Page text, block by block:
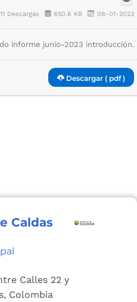
Descargas 650.6 KB 08-01-2023
informe junio-2023 introducción.
Descargar ( pdf )
Caldas
Calles 22 y
Colombia